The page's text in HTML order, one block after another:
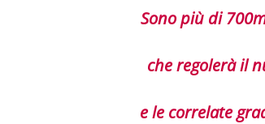
Sono più di
che regolerà il
e le correlate